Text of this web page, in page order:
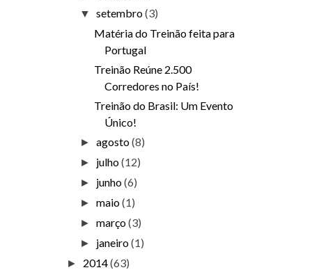
▼setembro(3)
Matéria do Treinão feita para
Portugal
Treinão Reúne 2.500
Corredores no País!
Treinão do Brasil: Um Evento
Único!
►agosto(8)
► julho(12)
► junho(6)
►maio(1)
►março(3)
► janeiro(1)
► 2014(63)